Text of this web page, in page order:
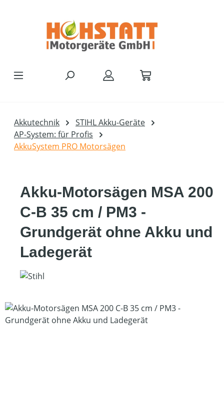
Akkutechnik
STIHL Akku-Geräte
AP-System: für Profis
AkkuSystem PRO Motorsägen
Akku-Motorsägen MSA 200
C-B 35 cm / PM3 -
Grundgerät ohne Akku und
Ladegerät
Bildergalerie überspringen